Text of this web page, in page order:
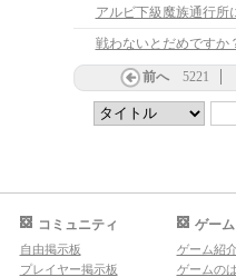
アルビ下級魔族通行所
戦わないとだめですか
前へ 5221
コミュニティ
自由掲示板
プレイヤー掲示板
ゲー
ゲーム紹
ゲームの